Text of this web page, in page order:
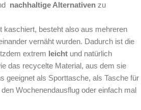
nachhaltige Alternativen zu
kaschiert, besteht also aus mehreren
vernäht wurden. Dadurch ist die
extrem leicht und natürlich
das recycelte Material, aus dem sie
geeignet als Sporttasche, als Tasche für
Wochenendausflug oder einfach mal